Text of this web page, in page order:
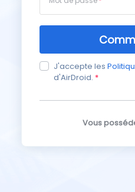
J'accepte les
d'AirDroid. *
Vous